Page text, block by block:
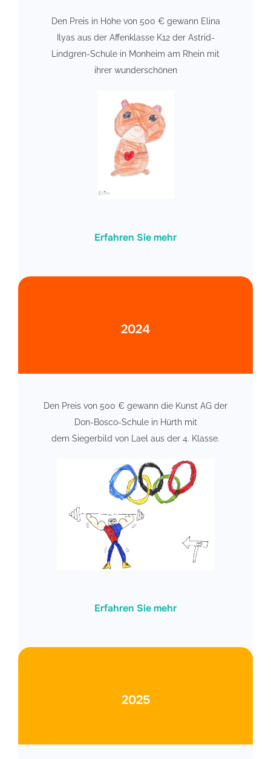
Den Preis in Höhe von 500 € gewann Elina
Ilyas aus der Affenklasse K12 der Astrid-
Lindgren-Schule in Monheim am Rhein mit
ihrer wunderschönen
Erfahren Sie mehr
2024
Den Preis von 500 € gewann die Kunst AG der
Don-Bosco-Schule in Hürth mit
dem Siegerbild von Lael aus der 4. Klasse.
Erfahren Sie mehr
2025